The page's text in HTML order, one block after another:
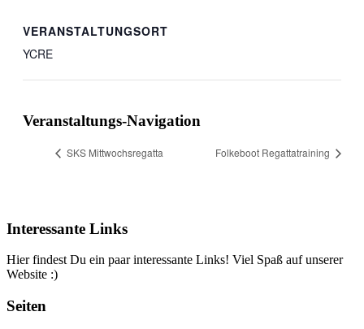
VERANSTALTUNGSORT
YCRE
Veranstaltungs-Navigation
SKS Mittwochsregatta Folkeboot Regattatraining
Interessante Links
Hier findest Du ein paar interessante Links! Viel Spaß auf unserer
Website :)
Seiten